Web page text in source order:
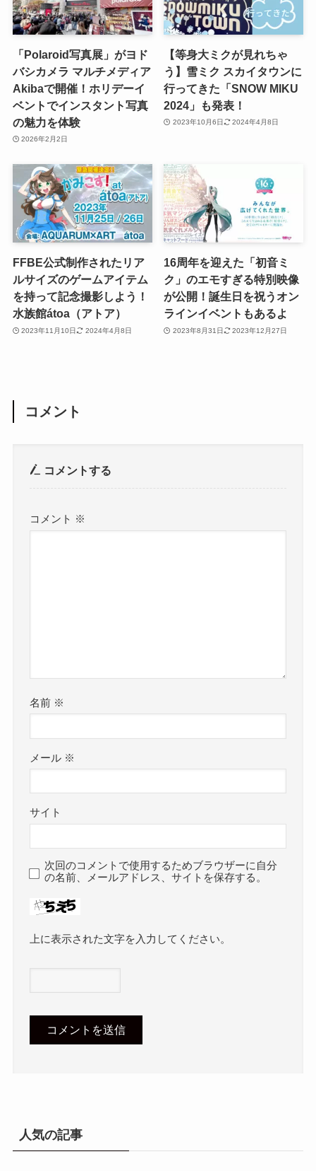
「Polaroid写真展」がヨド
バシカメラ マルチメディア
Akibaで開催！ホリデーイ
ベントでインスタント写真
の魅力を体験
2026年2月2日
【等身大ミクが見れちゃ
う】雪ミク スカイタウンに
行ってきた「SNOW MIKU
2024」も発表！
2023年10月6日 2024年4月8日
FFBE公式制作されたリア
ルサイズのゲームアイテム
を持って記念撮影しよう！
水族館átoa（アトア）
2023年11月10日 2024年4月8日
16周年を迎えた「初音ミ
ク」のエモすぎる特別映像
が公開！誕生日を祝うオン
ラインイベントもあるよ
2023年8月31日 2023年12月27日
コメント
コメントする
コメント ※
名前 ※
メール ※
サイト
次回のコメントで使用するためブラウザーに自分
の名前、メールアドレス、サイトを保存する。
上に表示された文字を入力してください。
人気の記事